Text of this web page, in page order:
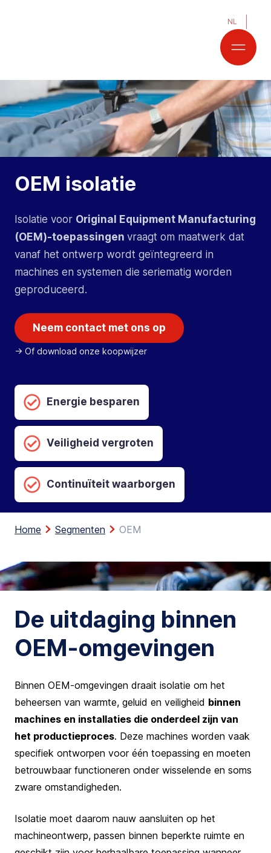
NL
OEM isolatie
Isolatie voor Original Equipment Manufacturing
(OEM)-toepassingen vraagt om maatwerk dat
vanaf het ontwerp wordt geïntegreerd in
machines en systemen die seriematig worden
geproduceerd.
Neem contact met ons op
-> Of download onze koopwijzer
Energie besparen
Veiligheid vergroten
Continuïteit waarborgen
Home Segmenten OEM
De uitdaging binnen
OEM-omgevingen
Binnen OEM-omgevingen draait isolatie om het
beheersen van warmte, geluid en veiligheid binnen
machines en installaties die onderdeel zijn van
het productieproces. Deze machines worden vaak
specifiek ontworpen voor één toepassing en moeten
betrouwbaar functioneren onder wisselende en soms
zware omstandigheden.
Isolatie moet daarom nauw aansluiten op het
machineontwerp, passen binnen beperkte ruimte en